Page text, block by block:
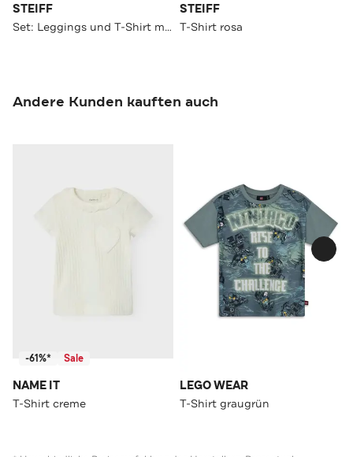
STEIFF
Set: Leggings und T-Shirt mehrfarbig
STEIFF
T-Shirt rosa
Andere Kunden kauften auch
-61%* Sale
NAME IT
T-Shirt creme
LEGO WEAR
T-Shirt graugrün